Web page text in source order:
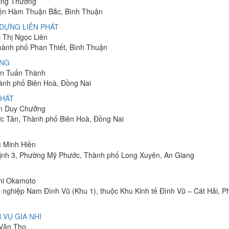
Hàm Thuận Bắc, Bình Thuận
LIÊN PHÁT
Ngọc Liên
phố Phan Thiết, Bình Thuận
Tuấn Thành
phố Biên Hoà, Đồng Nai
Duy Chưởng
Tân, Thành phố Biên Hoà, Đồng Nai
Minh Hiền
3, Phường Mỹ Phước, Thành phố Long Xuyên, An Giang
Okamoto
Nam Đình Vũ (Khu 1), thuộc Khu Kinh tế Đình Vũ – Cát Hải,
VỤ GIA NHI
Thọ